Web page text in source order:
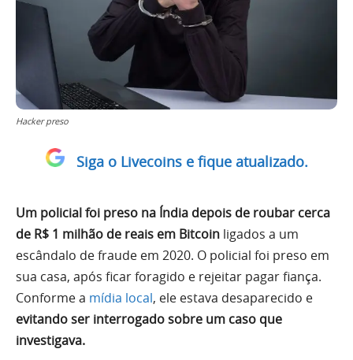
Hacker preso
Siga o Livecoins e fique atualizado.
Um policial foi preso na Índia depois de roubar cerca
de R$ 1 milhão de reais em Bitcoin ligados a um
escândalo de fraude em 2020. O policial foi preso em
sua casa, após ficar foragido e rejeitar pagar fiança.
Conforme a mídia local, ele estava desaparecido e
evitando ser interrogado sobre um caso que
investigava.